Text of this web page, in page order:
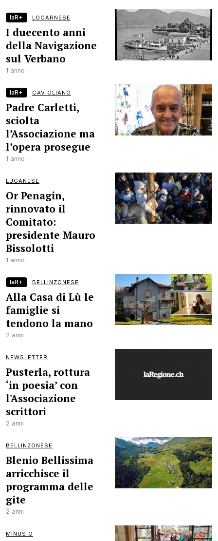
laR+ LOCARNESE
I duecento anni
della Navigazione
sul Verbano
1 anno
laR+ CAVIGLIANO
Padre Carletti,
sciolta
l’Associazione ma
l’opera prosegue
1 anno
LUGANESE
Or Penagin,
rinnovato il
Comitato:
presidente Mauro
Bissolotti
1 anno
laR+ BELLINZONESE
Alla Casa di Lù le
famiglie si
tendono la mano
2 anni
NEWSLETTER
Pusterla, rottura
‘in poesia’ con
l'Associazione
scrittori
2 anni
BELLINZONESE
Blenio Bellissima
arricchisce il
programma delle
gite
2 anni
MINUSIO